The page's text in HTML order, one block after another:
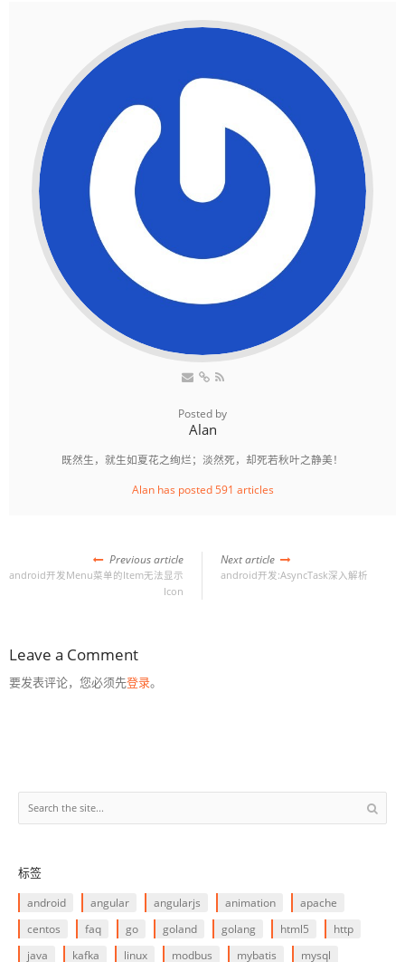
Posted by
Alan
既然生，就生如夏花之绚烂；淡然死，却死若秋叶之静美！
Alan has posted 591 articles
Previous article
android开发Menu菜单的Item无法显示
Icon
Next article
android开发:AsyncTask深入解析
Leave a Comment
要发表评论，您必须先登录。
标签
android angular angularjs animation
apache
centos
faq go goland golang html5
http
java
kafka linux modbus mybatis mysql